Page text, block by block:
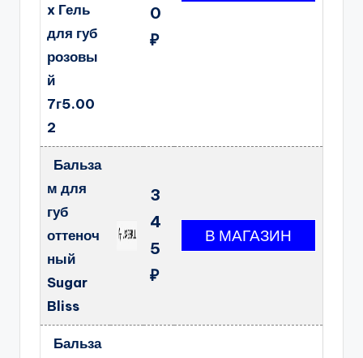
x Гель
для губ
розовы
й
7г5.00
2
0
₽
Бальза
м для
губ
оттеноч
ный
Sugar
Bliss
3
4
5
₽
Бальза